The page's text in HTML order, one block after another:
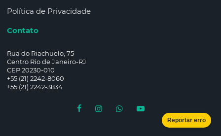
Reportar erro
Política de Privacidade
Contato
Rua do Riachuelo, 75
Centro Rio de Janeiro-RJ
CEP 20230-010
+55 (21) 2242-8060
+55 (21) 2242-3834